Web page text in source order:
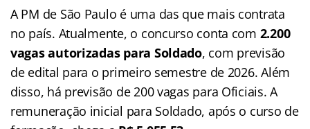
A PM de São Paulo é uma das que mais contrata
no país. Atualmente, o concurso conta com 2.200
vagas autorizadas para Soldado, com previsão
de edital para o primeiro semestre de 2026. Além
disso, há previsão de 200 vagas para Oficiais. A
remuneração inicial para Soldado, após o curso de